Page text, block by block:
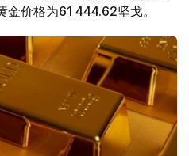
价格为61 444.62坚戈。